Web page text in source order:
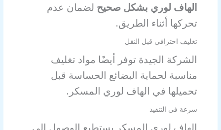
الهاف لوري بشكل صحيح لضمان عدم
تحركها أثناء الطريق.
تغليف احترافي قبل النقل
الشركة الجيدة توفر أيضًا مواد تغليف
مناسبة لحماية البضائع الحساسة قبل
تحميلها في الهاف لوري المسكر.
سرعة في التنفيذ
الهاف لوري المسكر يستطيع الوصول إلى